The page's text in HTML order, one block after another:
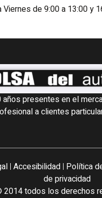
Viernes de 9:00 a 13:00 y
presentes en el
a clientes
| Accesibilidad | Política
de privacidad
2014 todos los derechos